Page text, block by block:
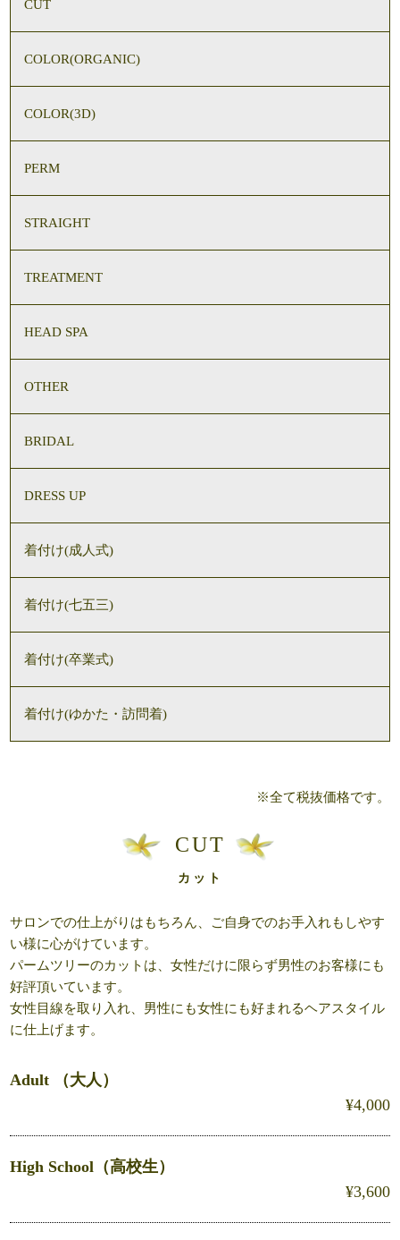
CUT
COLOR(ORGANIC)
COLOR(3D)
PERM
STRAIGHT
TREATMENT
HEAD SPA
OTHER
BRIDAL
DRESS UP
着付け(成人式)
着付け(七五三)
着付け(卒業式)
着付け(ゆかた・訪問着)
※全て税抜価格です。
CUT
カット
サロンでの仕上がりはもちろん、ご自身でのお手入れもしやす
い様に心がけています。
パームツリーのカットは、女性だけに限らず男性のお客様にも
好評頂いています。
女性目線を取り入れ、男性にも女性にも好まれるヘアスタイル
に仕上げます。
Adult （大人）
¥4,000
High School（高校生）
¥3,600